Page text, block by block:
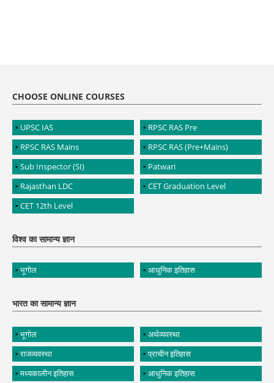
CHOOSE ONLINE COURSES
UPSC IAS
RPSC RAS Pre
RPSC RAS Mains
RPSC RAS (Pre+Mains)
Sub Inspector (SI)
Patwari
Rajasthan LDC
CET Graduation Level
CET 12th Level
विश्व का सामान्य ज्ञान
भूगोल आधुनिक इतिहास
भारत का सामान्य ज्ञान
भूगोल
अर्थव्यवस्था
राजव्यवस्था
प्राचीन इतिहास
मध्यकालीन इतिहास
आधुनिक इतिहास